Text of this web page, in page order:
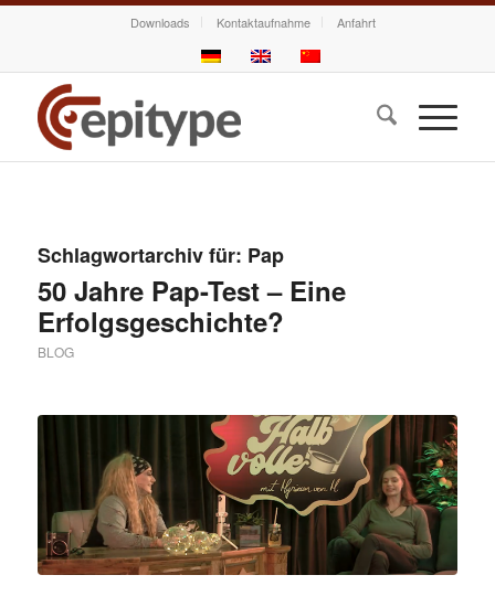
Downloads Kontaktaufnahme Anfahrt
Schlagwortarchiv für: Pap
50 Jahre Pap-Test – Eine
Erfolgsgeschichte?
BLOG